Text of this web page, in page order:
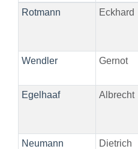
Rotmann
Eckhard
Wendler
Gernot
Egelhaaf
Albrecht
Neumann
Dietrich